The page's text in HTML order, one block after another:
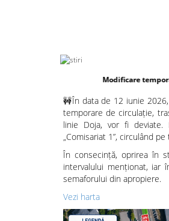
Modificare temporară a traseului liniilor de
🚧În data de 12 iunie
temporare de circulație,
linie Doja, vor fi deviate.
„Comisariat 1”, circulând
În consecință, oprirea în
intervalului menționat, iar
semaforului din apropiere.
Vezi harta